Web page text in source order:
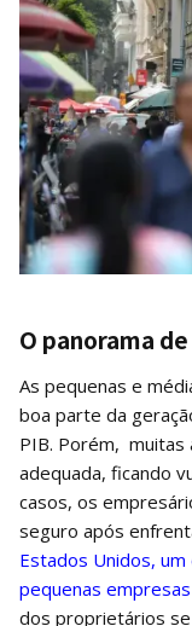
O panorama
As pequenas e
boa parte da
PIB. Porém, muitas
adequada, ficando
casos, os
seguro após
Estados Unidos,
pequenas
dos proprietários